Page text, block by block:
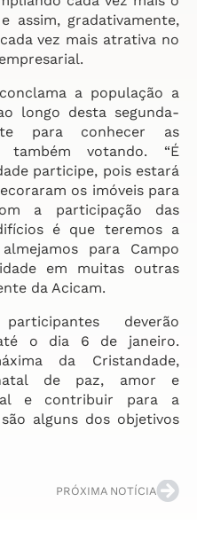
assim, gradativamente,
vez mais atrativa no
a população a
longo desta segunda-
para conhecer as
também votando. “É
participe, pois estará
os imóveis para
a participação das
é que teremos a
para Campo
em muitas outras
da Acicam.
deverão
o dia 6 de janeiro.
da Cristandade,
de paz, amor e
e contribuir para a
alguns dos objetivos
PRÓXIMA NOTÍCIA